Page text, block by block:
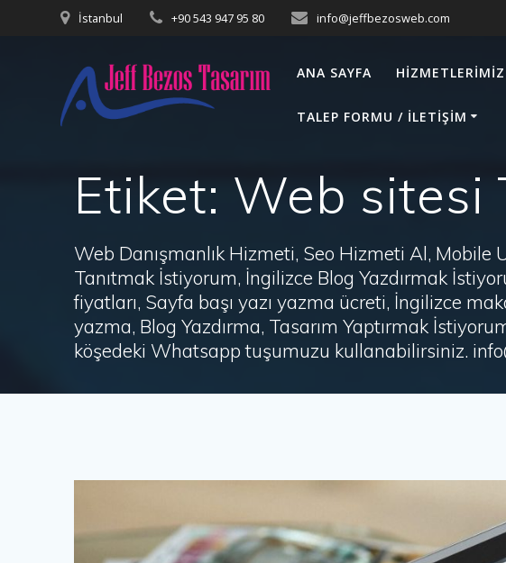
İstanbul +90 543 947 95 80 info@jeffbezosweb.com
ANA SAYFA HIZMETLERIMIZ
TALEP FORMU / İLETIŞIM
Etiket: Web sitesi
Web Danışmanlık Hizmeti, Seo Hizmeti Al, Mobile
Tanıtmak İstiyorum, İngilizce Blog Yazdırmak
fiyatları, Sayfa başı yazı yazma ücreti, İngilizce
yazma, Blog Yazdırma, Tasarım Yaptırmak
köşedeki Whatsapp tuşumuzu kullanabilirsiniz.